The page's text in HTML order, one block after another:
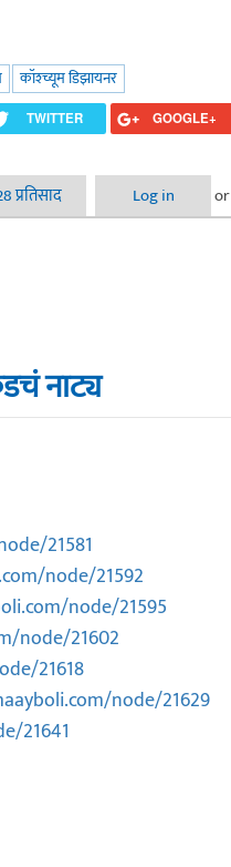
कॉश्च्यूम डिझायनर
TWITTER GOOGLE+
प्रतिसाद Log in or
नाट्य
21581
node/21592
node/21595
node/21602
21618
node/21629
21641